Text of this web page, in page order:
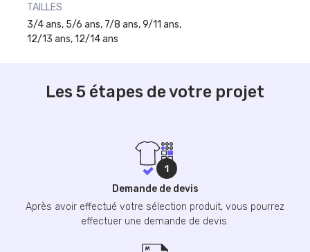
TAILLES
3/4 ans, 5/6 ans, 7/8 ans, 9/11 ans,
12/13 ans, 12/14 ans
Les 5 étapes de votre projet
Demande de devis
Après avoir effectué votre sélection produit, vous pourrez
effectuer une demande de devis.